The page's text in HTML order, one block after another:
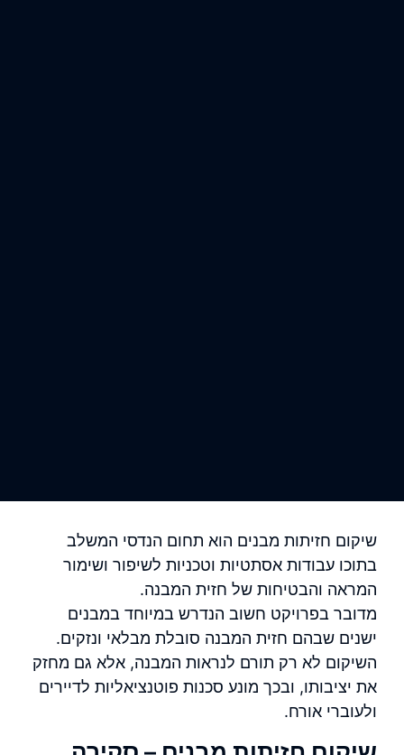
שיקום חזיתות מבנים הוא תחום הנדסי המשלב
בתוכו עבודות אסתטיות וטכניות לשיפור ושימור
המראה והבטיחות של חזית המבנה.
מדובר בפרויקט חשוב הנדרש במיוחד במבנים
ישנים שבהם חזית המבנה סובלת מבלאי ונזקים.
השיקום לא רק תורם לנראות המבנה, אלא גם מחזק
את יציבותו, ובכך מונע סכנות פוטנציאליות לדיירים
ולעוברי אורח.